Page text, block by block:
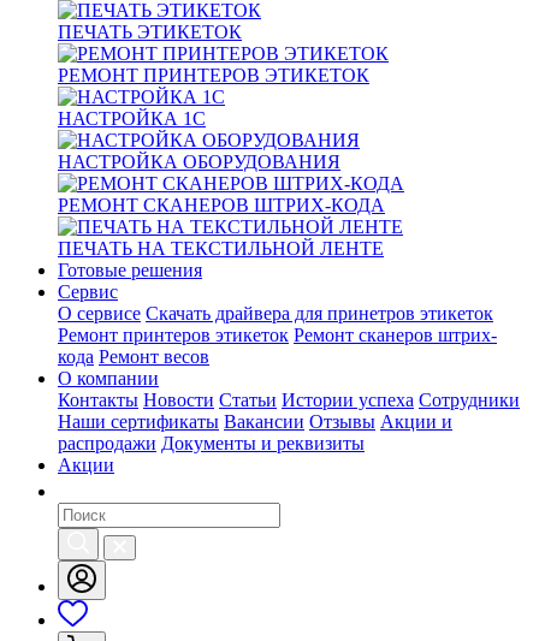
ПЕЧАТЬ ЭТИКЕТОК
РЕМОНТ ПРИНТЕРОВ ЭТИКЕТОК
НАСТРОЙКА 1С
НАСТРОЙКА ОБОРУДОВАНИЯ
РЕМОНТ СКАНЕРОВ ШТРИХ-КОДА
ПЕЧАТЬ НА ТЕКСТИЛЬНОЙ ЛЕНТЕ
Готовые решения
Сервис
О сервисе Скачать драйвера для принетров этикеток
Ремонт принтеров этикеток Ремонт сканеров штрих-
кода Ремонт весов
О компании
Контакты Новости Статьи Истории успеха Сотрудники
Наши сертификаты Вакансии Отзывы Акции и
распродажи Документы и реквизиты
Акции